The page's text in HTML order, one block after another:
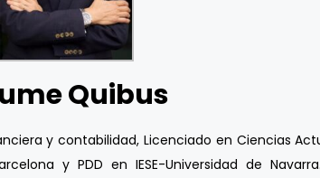
Quibus
y contabilidad, Licenciado en Ciencias
y PDD en IESE-Universidad de